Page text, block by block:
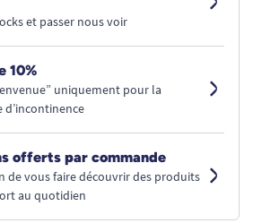
et passer nous voir
10%
uniquement pour la
d’incontinence
offerts par commande
de vous faire découvrir des produits
au quotidien